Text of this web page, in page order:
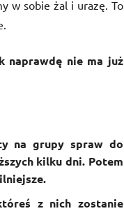
w sobie żal i urazę. To
naprawdę nie ma już
na grupy spraw do
kilku dni. Potem
z nich zostanie